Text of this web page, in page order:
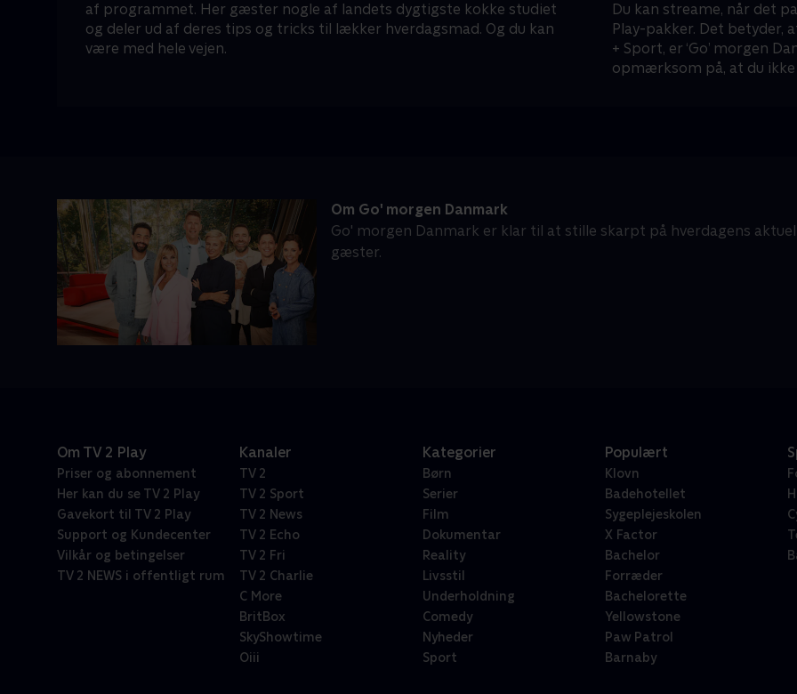
af programmet. Her gæster nogle af landets dygtigste kokke studiet
og deler ud af deres tips og tricks til lækker hverdagsmad. Og du kan
være med hele vejen.
Du kan streame, når det
Play-pakker. Det betyder,
+ Sport, er ‘Go’ morgen
opmærksom på, at du ikke
Om Go' morgen Danmark
Go' morgen Danmark er klar til at stille skarpt på hverdagens
gæster.
Om TV 2 Play
Priser og abonnement
Her kan du se TV 2 Play
Gavekort til TV 2 Play
Support og Kundecenter
Vilkår og betingelser
TV 2 NEWS i offentligt rum
Kanaler
TV 2
TV 2 Sport
TV 2 News
TV 2 Echo
TV 2 Fri
TV 2 Charlie
C More
BritBox
SkyShowtime
Oiii
Kategorier
Børn
Serier
Film
Dokumentar
Reality
Livsstil
Underholdning
Comedy
Nyheder
Sport
Populært
Klovn
Badehotellet
Sygeplejeskolen
X Factor
Bachelor
Forræder
Bachelorette
Yellowstone
Paw Patrol
Barnaby